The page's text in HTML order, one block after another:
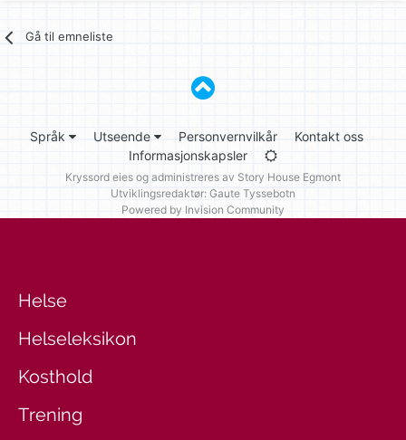
Gå til emneliste
Språk Utseende Personvernvilkår
Kontakt oss
Informasjonskapsler
Kryssord eies og administreres av Story House Egmont
Utviklingsredaktør: Gaute Tyssebotn
Powered by Invision Community
Helse
Helseleksikon
Kosthold
Trening